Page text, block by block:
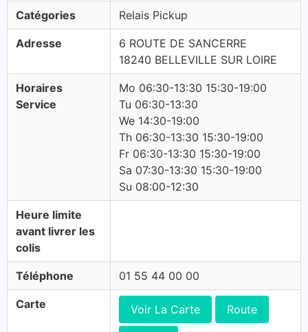
Catégories Relais Pickup
Adresse
6 ROUTE DE SANCERRE
18240 BELLEVILLE SUR LOIRE
Horaires
Service
Mo 06:30-13:30 15:30-19:00
Tu 06:30-13:30
We 14:30-19:00
Th 06:30-13:30 15:30-19:00
Fr 06:30-13:30 15:30-19:00
Sa 07:30-13:30 15:30-19:00
Su 08:00-12:30
Heure limite
avant livrer les
colis
Téléphone 01 55 44 00 00
Carte Voir La Carte Route